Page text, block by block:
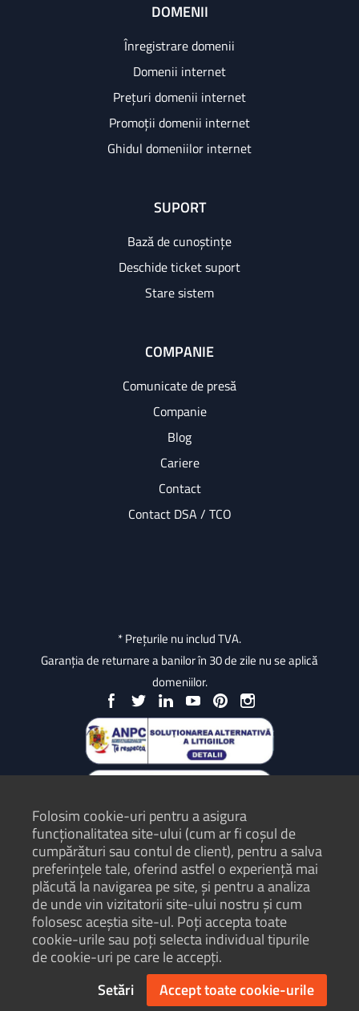
DOMENII
Înregistrare domenii
Domenii internet
Prețuri domenii internet
Promoții domenii internet
Ghidul domeniilor internet
SUPORT
Bază de cunoștințe
Deschide ticket suport
Stare sistem
COMPANIE
Comunicate de presă
Companie
Blog
Cariere
Contact
Contact DSA / TCO
* Prețurile nu includ TVA.
Garanția de returnare a banilor în 30 de zile nu se aplică
domeniilor.
Protecția Consumatorilor - ANPC
Termeni și condiții
Politică de confidențialitate
Hartă site
Folosim cookie-uri pentru a asigura
funcționalitatea site-ului (cum ar fi coșul de
cumpărături sau contul de client), pentru a salva
preferințele tale, oferind astfel o experiență mai
plăcută la navigarea pe site, și pentru a analiza
de unde vin vizitatorii site-ului nostru și cum
folosesc aceștia site-ul. Poți accepta toate
cookie-urile sau poți selecta individual tipurile
de cookie-uri pe care le accepți.
Setări
Accept toate cookie-urile